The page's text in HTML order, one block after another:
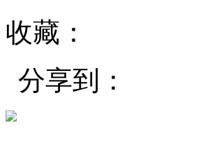
收藏：
分享到：